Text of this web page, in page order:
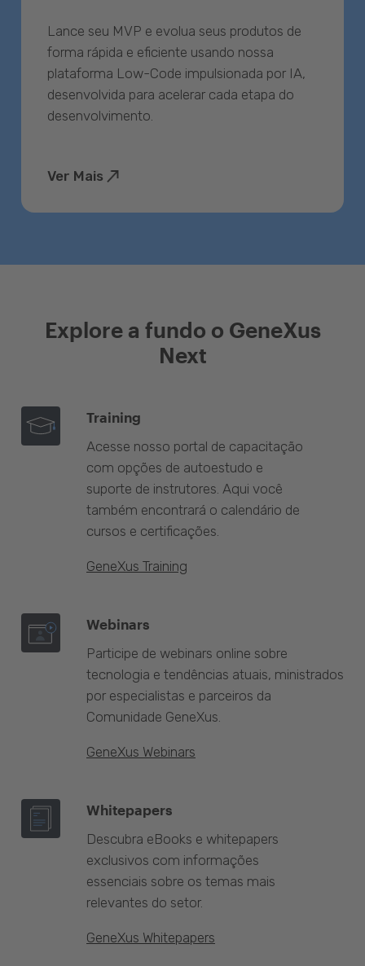
Lance seu MVP e evolua seus produtos de
forma rápida e eficiente usando nossa
plataforma Low-Code impulsionada por IA,
desenvolvida para acelerar cada etapa do
desenvolvimento.
Ver Mais
Explore a fundo o GeneXus
Next
Training
Acesse nosso portal de capacitação
com opções de autoestudo e
suporte de instrutores. Aqui você
também encontrará o calendário de
cursos e certificações.
GeneXus Training
Webinars
Participe de webinars online sobre
tecnologia e tendências atuais, ministrados
por especialistas e parceiros da
Comunidade GeneXus.
GeneXus Webinars
Whitepapers
Descubra eBooks e whitepapers
exclusivos com informações
essenciais sobre os temas mais
relevantes do setor.
GeneXus Whitepapers